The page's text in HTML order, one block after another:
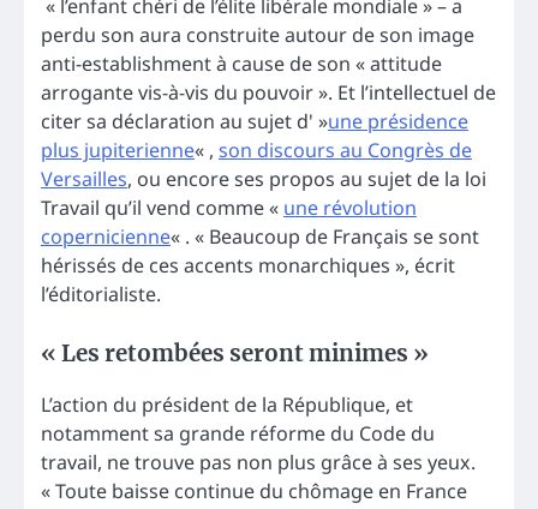
« l’enfant chéri de l’élite libérale mondiale » – a
perdu son aura construite autour de son image
anti-establishment à cause de son « attitude
arrogante vis-à-vis du pouvoir ». Et l’intellectuel de
citer sa déclaration au sujet d' »une présidence
plus jupiterienne« , son discours au Congrès de
Versailles, ou encore ses propos au sujet de la loi
Travail qu’il vend comme « une révolution
copernicienne« . « Beaucoup de Français se sont
hérissés de ces accents monarchiques », écrit
l’éditorialiste.
« Les retombées seront minimes »
L’action du président de la République, et
notamment sa grande réforme du Code du
travail, ne trouve pas non plus grâce à ses yeux.
« Toute baisse continue du chômage en France